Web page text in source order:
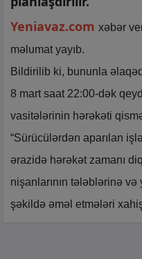
Yeniavaz.com xəbər
məlumat yayıb.
Bildirilib ki, bununla
8 mart saat 22:00-dək
vasitələrinin hərəkəti
“Sürücülərdən aparılan
ərazidə hərəkət zamanı
nişanlarının tələblərinə
şəkildə əməl etmələri